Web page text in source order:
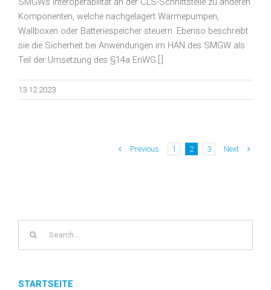
Komponenten, welche nachgelagert Wärmepumpen,
Wallboxen oder Batteriespeicher steuern. Ebenso beschreibt
sie die Sicherheit bei Anwendungen im HAN des SMGW als
Teil der Umsetzung des §14a EnWG.[:]
13.12.2023
Previous 1 2 3 Next
STARTSEITE